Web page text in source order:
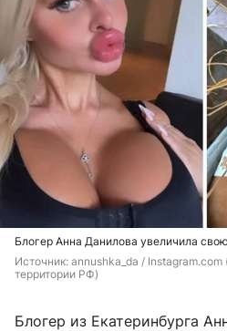
Блогер Анна Данилова увеличила
Источник: annushka_da /
территории РФ)
Блогер из Екатеринбурга